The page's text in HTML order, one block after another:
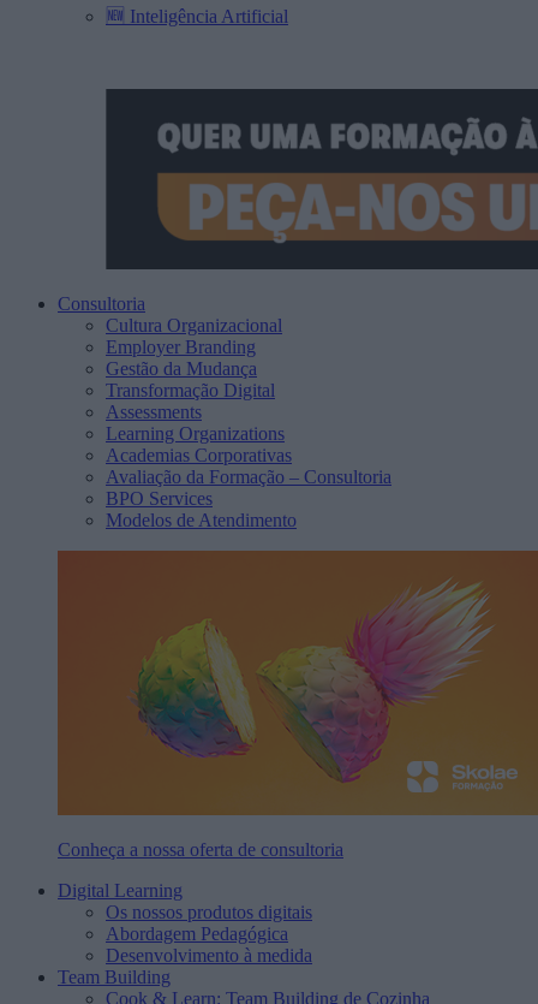
🆕 Inteligência Artificial
Consultoria
Cultura Organizacional
Employer Branding
Gestão da Mudança
Transformação Digital
Assessments
Learning Organizations
Academias Corporativas
Avaliação da Formação – Consultoria
BPO Services
Modelos de Atendimento
Conheça a nossa oferta de consultoria
Digital Learning
Os nossos produtos digitais
Abordagem Pedagógica
Desenvolvimento à medida
Team Building
Cook & Learn: Team Building de Cozinha